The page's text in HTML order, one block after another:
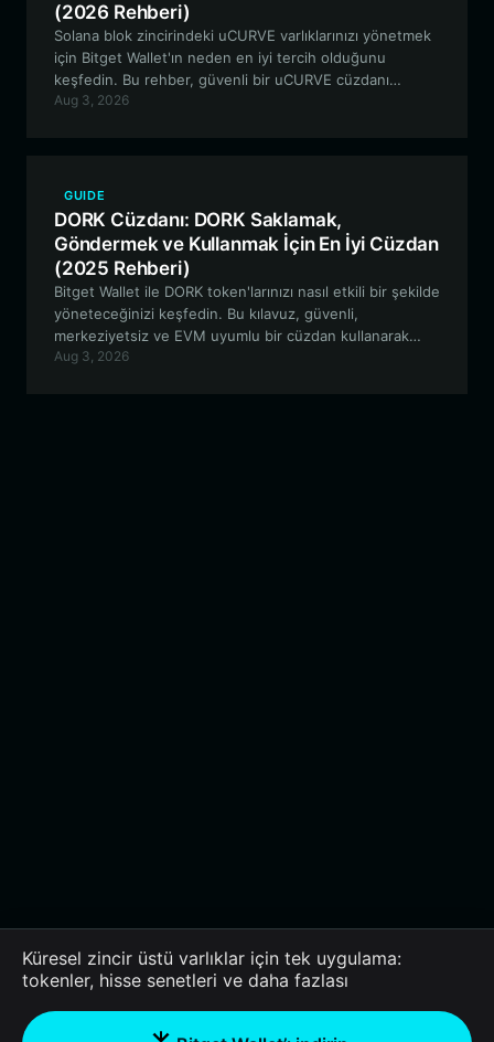
(2026 Rehberi)
Solana blok zincirindeki uCURVE varlıklarınızı yönetmek
için Bitget Wallet'ın neden en iyi tercih olduğunu
keşfedin. Bu rehber, güvenli bir uCURVE cüzdanı
oluşturmak ve DeFi özelliklerinden etkili bir şekilde
Aug 3, 2026
GUIDE
DORK Cüzdanı: DORK Saklamak,
Göndermek ve Kullanmak İçin En İyi Cüzdan
(2025 Rehberi)
Bitget Wallet ile DORK token'larınızı nasıl etkili bir şekilde
yöneteceğinizi keşfedin. Bu kılavuz, güvenli,
merkeziyetsiz ve EVM uyumlu bir cüzdan kullanarak
DORK LORD ekosisteminde saklama, alım satım yapma
Aug 3, 2026
Küresel zincir üstü varlıklar için tek uygulama:
tokenler, hisse senetleri ve daha fazlası